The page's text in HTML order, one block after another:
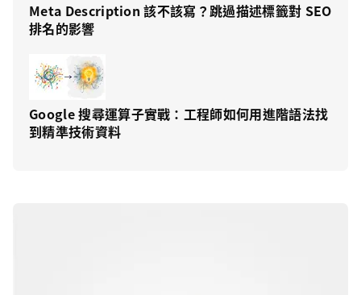
Meta Description 該不該寫？跳過描述標籤對 SEO
排名的影響
Google 搜尋運算子實戰：工程師如何用進階語法找
到精準技術資料